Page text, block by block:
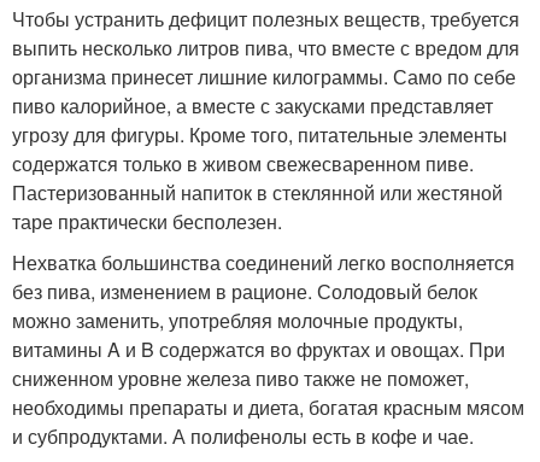
Чтобы устранить дефицит полезных веществ, требуется
выпить несколько литров пива, что вместе с вредом для
организма принесет лишние килограммы. Само по себе
пиво калорийное, а вместе с закусками представляет
угрозу для фигуры. Кроме того, питательные элементы
содержатся только в живом свежесваренном пиве.
Пастеризованный напиток в стеклянной или жестяной
таре практически бесполезен.
Нехватка большинства соединений легко восполняется
без пива, изменением в рационе. Солодовый белок
можно заменить, употребляя молочные продукты,
витамины A и B содержатся во фруктах и овощах. При
сниженном уровне железа пиво также не поможет,
необходимы препараты и диета, богатая красным мясом
и субпродуктами. А полифенолы есть в кофе и чае.